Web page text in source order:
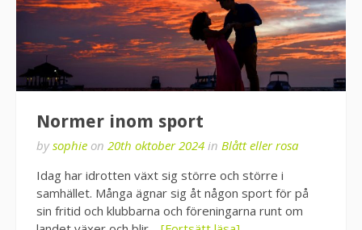
Normer inom sport
bysophie on 20th oktober 2024 in Blått eller rosa
Idag har idrotten växt sig större och större i
samhället. Många ägnar sig åt någon sport för på
sin fritid och klubbarna och föreningarna runt om